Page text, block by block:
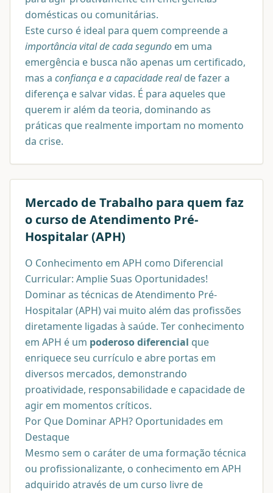
domésticas ou comunitárias.
Este curso é ideal para quem compreende a
importância vital de cada segundo em uma
emergência e busca não apenas um certificado,
mas a confiança e a capacidade realde fazer a
diferença e salvar vidas. É para aqueles que
querem ir além da teoria, dominando as
práticas que realmente importam no momento
da crise.
Mercado de Trabalho para quem faz
o curso de Atendimento Pré-
Hospitalar (APH)
O Conhecimento em APH como Diferencial
Curricular: Amplie Suas Oportunidades!
Dominar as técnicas de Atendimento Pré-
Hospitalar (APH) vai muito além das profissões
diretamente ligadas à saúde. Ter conhecimento
em APH é um poderoso diferencial que
enriquece seu currículo e abre portas em
diversos mercados, demonstrando
proatividade, responsabilidade e capacidade de
agir em momentos críticos.
Por Que Dominar APH? Oportunidades em
Destaque
Mesmo sem o caráter de uma formação técnica
ou profissionalizante, o conhecimento em APH
adquirido através de um curso livre de